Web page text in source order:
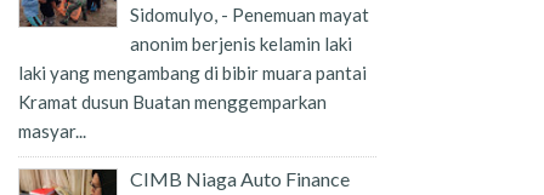
Sidomulyo, - Penemuan mayat
anonim berjenis kelamin laki
laki yang mengambang di bibir muara pantai
Kramat dusun Buatan menggemparkan
masyar...
CIMB Niaga Auto Finance